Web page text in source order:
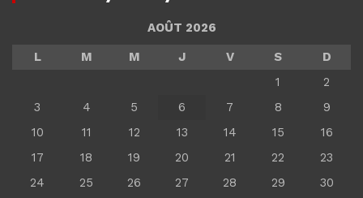
AOÛT 2026
L
M M J V S
D
1
2
3
4 5 6 7 8
9
10
11 12 13 14 15
16
17
18 19 20 21 22
23
24
25 26 27 28 29
30